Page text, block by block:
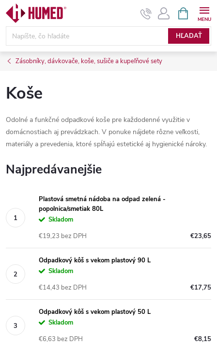
Prejsť
obsah
HĽADAŤ
KOŠÍK
Zásobníky, dávkovače, koše, sušiče a kupeľňové sety
Koše
Odolné a funkčné odpadkové koše pre každodenné využitie v
domácnostiach aj prevádzkach. V ponuke nájdete rôzne veľkosti,
materiály a prevedenia, ktoré spĺňajú estetické aj hygienické nároky.
Najpredávanejšie
Plastová smetná nádoba na odpad zelená -
popolnica/smetiak 80L
Skladom
€23,65
€19,23 bez DPH
Odpadkový kôš s vekom plastový 90 L
Skladom
€17,75
€14,43 bez DPH
Odpadkový kôš s vekom plastový 50 L
Skladom
€8,15
€6,63 bez DPH